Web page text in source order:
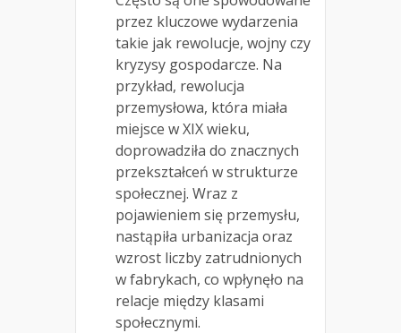
przez kluczowe wydarzenia
takie jak rewolucje, wojny czy
kryzysy gospodarcze. Na
przykład, rewolucja
przemysłowa, która miała
miejsce w XIX wieku,
doprowadziła do znacznych
przekształceń w strukturze
społecznej. Wraz z
pojawieniem się przemysłu,
nastąpiła urbanizacja oraz
wzrost liczby zatrudnionych
w fabrykach, co wpłynęło na
relacje między klasami
społecznymi.